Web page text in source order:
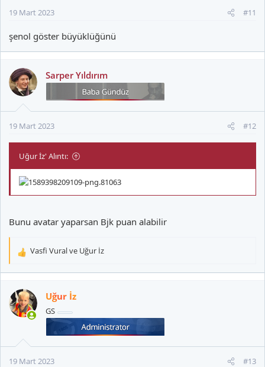
19 Mart 2023 #11
şenol göster büyüklüğünü
Sarper Yıldırım
19 Mart 2023 #12
Uğur İz' Alıntı:
Bunu avatar yaparsan Bjk puan alabilir
T
k
i
l
Vasfi Vuralve Uğur İz
Uğur İz
GS
19 Mart 2023 #13